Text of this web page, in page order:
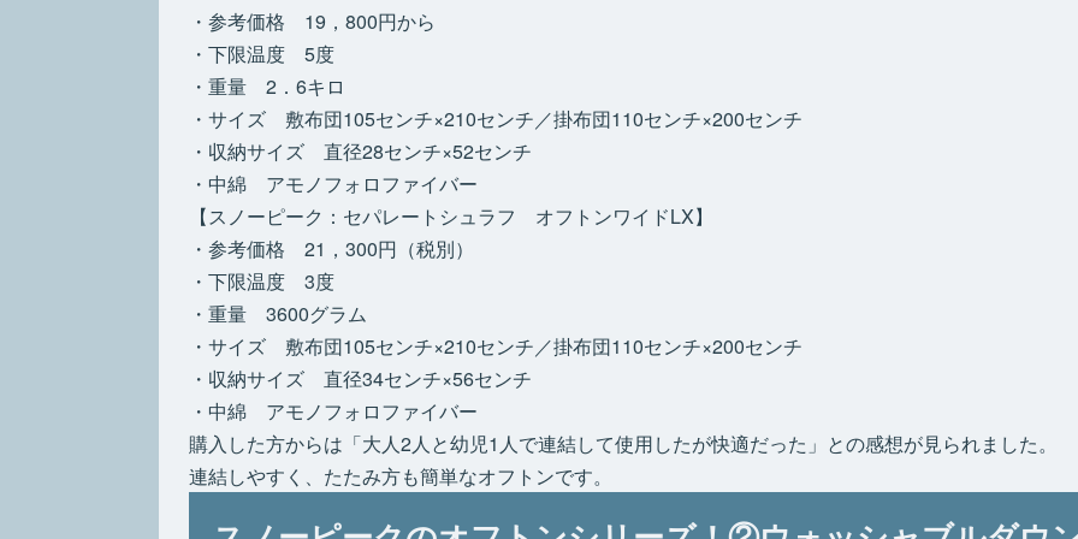
・参考価格 19，800円から
・下限温度 5度
・重量 2．6キロ
・サイズ 敷布団105センチ×210センチ／掛布団110センチ×200センチ
・収納サイズ 直径28センチ×52センチ
・中綿 アモノフォロファイバー
【スノーピーク：セパレートシュラフ オフトンワイドLX】
・参考価格 21，300円（税別）
・下限温度 3度
・重量 3600グラム
・サイズ 敷布団105センチ×210センチ／掛布団110センチ×200センチ
・収納サイズ 直径34センチ×56センチ
・中綿 アモノフォロファイバー
購入した方からは「大人2人と幼児1人で連結して使用したが快適だった」との感想が見られました。
連結しやすく、たたみ方も簡単なオフトンです。